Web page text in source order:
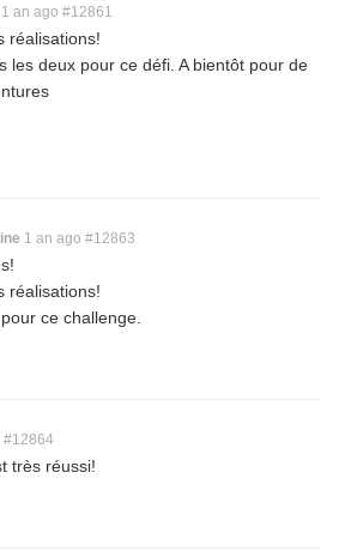
1 an ago Permalink
to
comment
#12861
réalisations!
les deux pour ce défi. A bientôt pour de
1 an ago Permalink
comment
#12863
réalisations!
ce challenge.
Permalink
to
#12864
très réussi!